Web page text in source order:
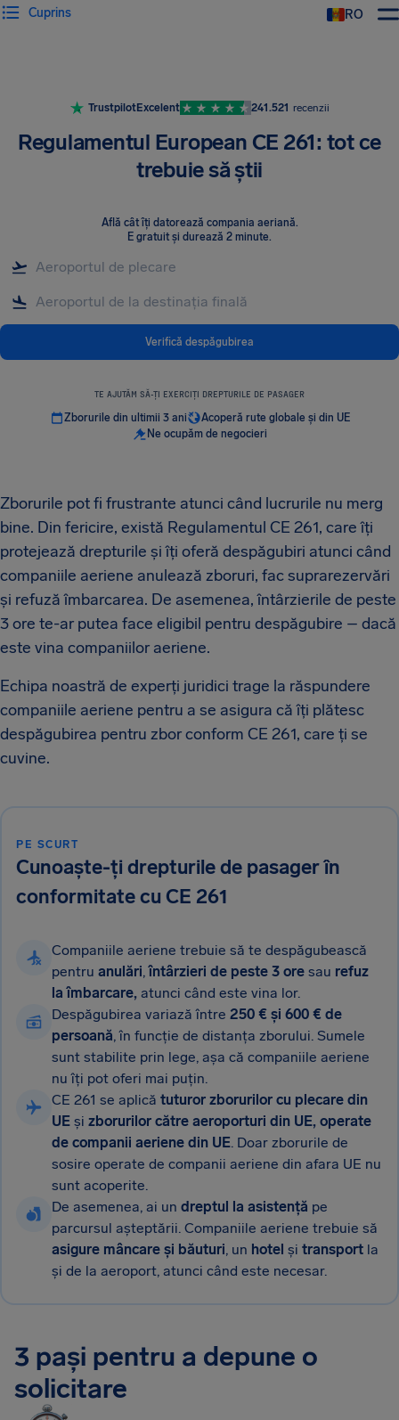
RO
Cuprins
TrustpilotExcelent 241.521 recenzii
Regulamentul European CE 261: tot ce
trebuie să știi
Află cât îți datorează compania aeriană.
E gratuit și durează 2 minute.
Verifică despăgubirea
TE AJUTĂM SĂ-ȚI EXERCIȚI DREPTURILE DE PASAGER
Zborurile din ultimii 3 ani
Acoperă rute globale și din UE
Ne ocupăm de negocieri
Zborurile pot fi frustrante atunci când lucrurile nu merg
bine. Din fericire, există Regulamentul CE 261, care îți
protejează drepturile și îți oferă despăgubiri atunci când
companiile aeriene anulează zboruri, fac suprarezervări
și refuză îmbarcarea. De asemenea, întârzierile de peste
3 ore te-ar putea face eligibil pentru despăgubire – dacă
este vina companiilor aeriene.
Echipa noastră de experți juridici trage la răspundere
companiile aeriene pentru a se asigura că îți plătesc
despăgubirea pentru zbor conform CE 261, care ți se
cuvine.
PE SCURT
Cunoaște-ți drepturile de pasager în
conformitate cu CE 261
Companiile aeriene trebuie să te despăgubească
pentru anulări,întârzieri de peste 3 ore sau refuz
la îmbarcare, atunci când este vina lor.
Despăgubirea variază între 250 € și 600 € de
persoană, în funcție de distanța zborului. Sumele
sunt stabilite prin lege, așa că companiile aeriene
nu îți pot oferi mai puțin.
CE 261 se aplică tuturor zborurilor cu plecare din
UE și zborurilor către aeroporturi din UE, operate
de companii aeriene din UE. Doar zborurile de
sosire operate de companii aeriene din afara UE nu
sunt acoperite.
De asemenea, ai un dreptul la asistență pe
parcursul așteptării. Companiile aeriene trebuie să
asigure mâncare și băuturi, un hotel și transport la
și de la aeroport, atunci când este necesar.
3 pași pentru a depune o
solicitare